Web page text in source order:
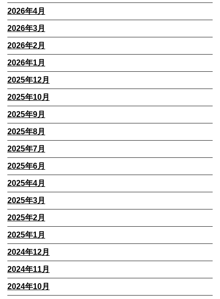
2026年4月
2026年3月
2026年2月
2026年1月
2025年12月
2025年10月
2025年9月
2025年8月
2025年7月
2025年6月
2025年4月
2025年3月
2025年2月
2025年1月
2024年12月
2024年11月
2024年10月